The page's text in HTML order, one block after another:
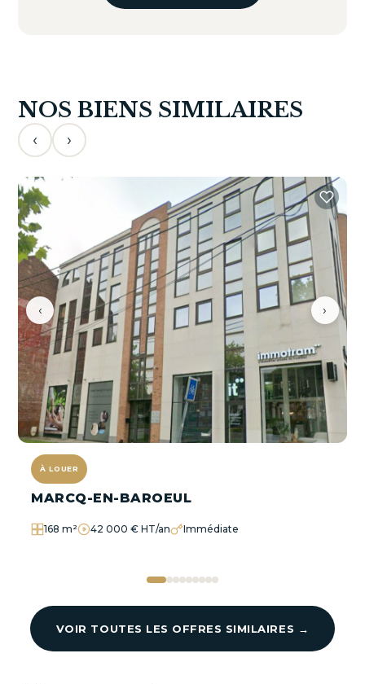
NOS BIENS SIMILAIRES
‹ ›
‹ ›
À LOUER
MARCQ-EN-BAROEUL
168 m² 42 000 € HT/an Immédiate
VOIR TOUTES LES OFFRES SIMILAIRES →